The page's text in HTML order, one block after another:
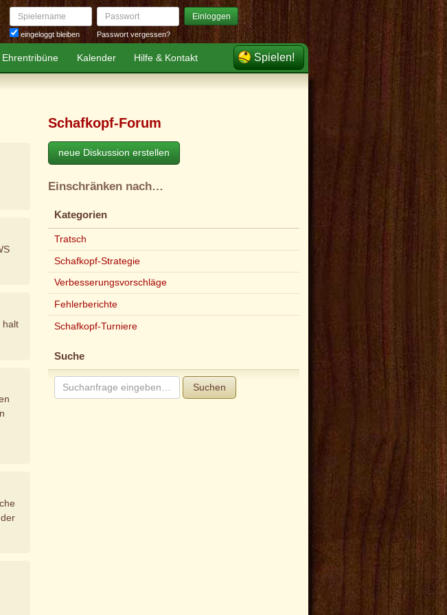
Spielername
eingeloggt bleiben
Passwort Einloggen
Passwort vergessen?
Ehrentribüne Kalender Hilfe & Kontakt Spielen!
halt
Schafkopf-Forum
neue Diskussion erstellen
Einschränken nach…
Kategorien
Tratsch
Schafkopf-Strategie
Verbesserungsvorschläge
Fehlerberichte
Schafkopf-Turniere
Suche
Suchen